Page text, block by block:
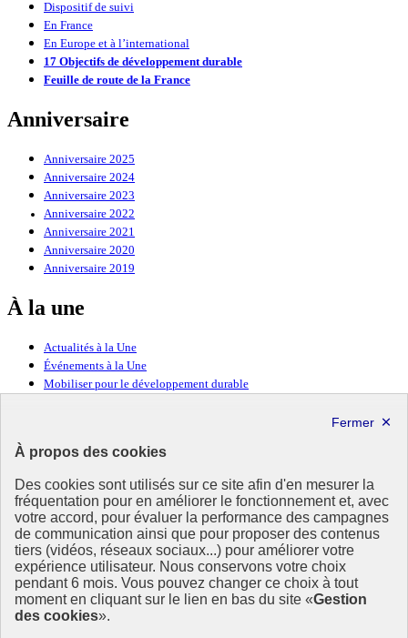
À propos des cookies
Des cookies sont utilisés sur ce site afin d'en mesurer la
fréquentation pour en améliorer le fonctionnement et, avec
votre accord, pour évaluer la performance des campagnes
de communication ainsi que pour proposer des contenus
tiers (vidéos, réseaux sociaux...) pour améliorer votre
expérience utilisateur. Nous conservons votre choix
pendant 6 mois. Vous pouvez changer ce choix à tout
moment en cliquant sur le lien en bas du site «Gestion
des cookies».
Dispositif de suivi
En France
En Europe et à l’international
17 Objectifs de développement durable
Feuille de route de la France
Anniversaire
Anniversaire 2025
Anniversaire 2024
Anniversaire 2023
Anniversaire 2022
Anniversaire 2021
Anniversaire 2020
Anniversaire 2019
À la une
Actualités à la Une
Événements à la Une
Mobiliser pour le développement durable
Ressources
Ressources
La Méth’ODD
Gouvernement
Ce site propose l’information de référence concernant l’Agenda
2030 et la feuille de route de la France. Il valorise la mobilisation de
tous les acteurs.